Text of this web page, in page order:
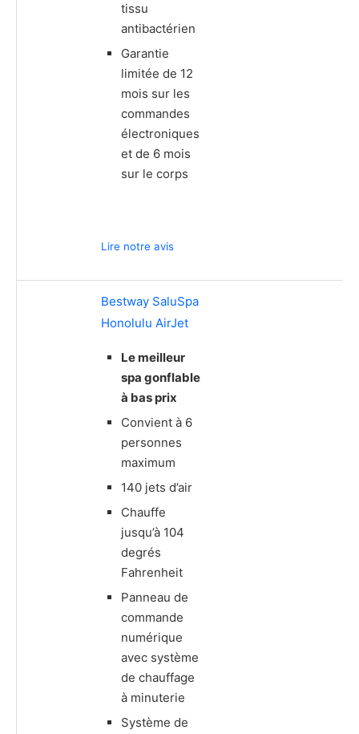
tissu
antibactérien
Garantie
limitée de 12
mois sur les
commandes
électroniques
et de 6 mois
sur le corps
Lire notre avis
Bestway SaluSpa
Honolulu AirJet
Le meilleur
spa gonflable
à bas prix
Convient à 6
personnes
maximum
140 jets d’air
Chauffe
jusqu’à 104
degrés
Fahrenheit
Panneau de
commande
numérique
avec système
de chauffage
à minuterie
Système de